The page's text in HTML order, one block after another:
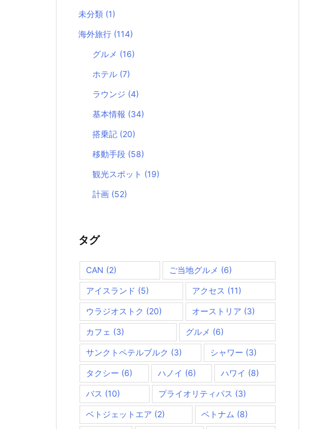
未分類 (1)
海外旅行 (114)
グルメ (16)
ホテル (7)
ラウンジ (4)
基本情報 (34)
搭乗記 (20)
移動手段 (58)
観光スポット (19)
計画 (52)
タグ
CAN (2) ご当地グルメ (6)
アイスランド (5) アクセス (11)
ウラジオストク (20) オーストリア (3)
カフェ (3) グルメ (6)
サンクトペテルブルク (3) シャワー (3)
タクシー (6) ハノイ (6) ハワイ (8)
バス (10) プライオリティパス (3)
ベトジェットエア (2) ベトナム (8)